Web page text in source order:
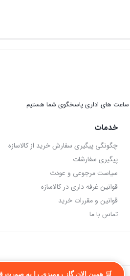
🛒 همین الان گاز رومیزی را به
ساعت های اداری پاسخگوی شما هستیم
خدمات
چگونگی پیگیری سفارش خرید از کالاسازه
پیگیری سفارشات
سیاست مرجوعی و عودت
قوانین غرفه داری در کالاسازه
قوانین و مقررات خرید
تماس با ما